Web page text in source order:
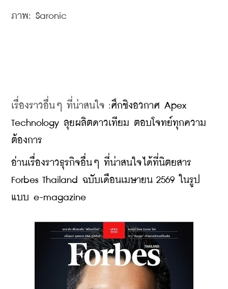
ภาพ: Saronic
เรื่องราวอื่นๆ ที่น่าสนใจ :ศึกชิงอวกาศ Apex
Technology ลุยผลิตดาวเทียม ตอบโจทย์ทุกความ
ต้องการ
อ่านเรื่องราวธุรกิจอื่นๆ ที่น่าสนใจได้ที่นิตยสาร
Forbes Thailand ฉบับเดือนเมษายน 2569 ในรูป
แบบ e-magazine